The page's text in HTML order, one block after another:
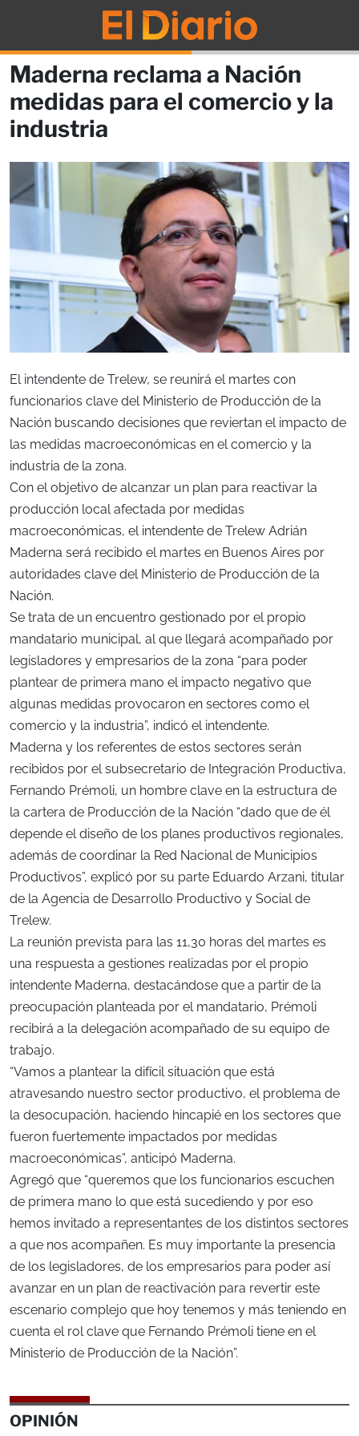
Maderna reclama a Nación
medidas para el comercio y la
industria
El intendente de Trelew, se reunirá el martes con
funcionarios clave del Ministerio de Producción de la
Nación buscando decisiones que reviertan el impacto de
las medidas macroeconómicas en el comercio y la
industria de la zona.
Con el objetivo de alcanzar un plan para reactivar la
producción local afectada por medidas
macroeconómicas, el intendente de Trelew Adrián
Maderna será recibido el martes en Buenos Aires por
autoridades clave del Ministerio de Producción de la
Nación.
Se trata de un encuentro gestionado por el propio
mandatario municipal, al que llegará acompañado por
legisladores y empresarios de la zona “para poder
plantear de primera mano el impacto negativo que
algunas medidas provocaron en sectores como el
comercio y la industria”, indicó el intendente.
Maderna y los referentes de estos sectores serán
recibidos por el subsecretario de Integración Productiva,
Fernando Prémoli, un hombre clave en la estructura de
la cartera de Producción de la Nación “dado que de él
depende el diseño de los planes productivos regionales,
además de coordinar la Red Nacional de Municipios
Productivos”, explicó por su parte Eduardo Arzani, titular
de la Agencia de Desarrollo Productivo y Social de
Trelew.
La reunión prevista para las 11,30 horas del martes es
una respuesta a gestiones realizadas por el propio
intendente Maderna, destacándose que a partir de la
preocupación planteada por el mandatario, Prémoli
recibirá a la delegación acompañado de su equipo de
trabajo.
“Vamos a plantear la difícil situación que está
atravesando nuestro sector productivo, el problema de
la desocupación, haciendo hincapié en los sectores que
fueron fuertemente impactados por medidas
macroeconómicas”, anticipó Maderna.
Agregó que “queremos que los funcionarios escuchen
de primera mano lo que está sucediendo y por eso
hemos invitado a representantes de los distintos sectores
a que nos acompañen. Es muy importante la presencia
de los legisladores, de los empresarios para poder así
avanzar en un plan de reactivación para revertir este
escenario complejo que hoy tenemos y más teniendo en
cuenta el rol clave que Fernando Prémoli tiene en el
Ministerio de Producción de la Nación”.
OPINIÓN